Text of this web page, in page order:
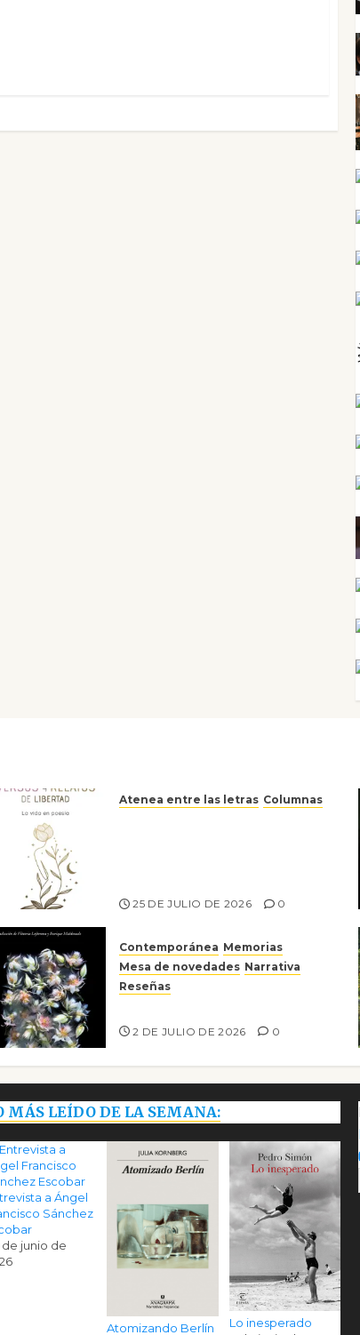
Atenea entre las letras Columnas
25 DE JULIO DE 2026 0
Contemporánea Memorias
Mesa de novedades Narrativa
Reseñas
2 DE JULIO DE 2026 0
MÁS LEÍDO DE LA SEMANA:
a Ángel
Sánchez
de junio de
Atomizando Berlín
Lo inesperado